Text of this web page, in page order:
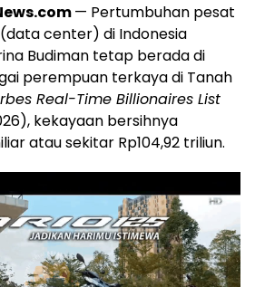
— Pertumbuhan pesat
center) di Indonesia
Budiman tetap berada di
perempuan terkaya di Tanah
Real-Time Billionaires List
kekayaan bersihnya
atau sekitar Rp104,92 triliun.